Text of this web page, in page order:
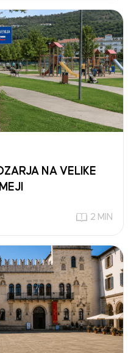
NA VELIKE
2 MIN